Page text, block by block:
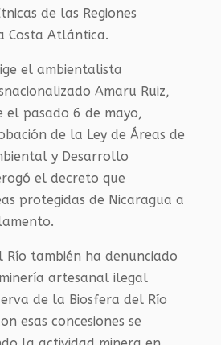
de las Regiones
Costa Atlántica.
el ambientalista
Amaru Ruiz,
el pasado 6 de mayo,
de la Ley de Áreas de
y Desarrollo
el decreto que
protegidas de Nicaragua a
Río también ha denunciado
artesanal ilegal
de la Biosfera del Río
esas concesiones se